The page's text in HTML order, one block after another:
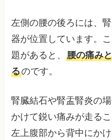
左側の腰の後ろには、
器が位置しています。
題があると、腰の痛み
るのです。
腎臓結石や腎盂腎炎の
かけて鋭い痛みが走る
左上腹部から背中にか